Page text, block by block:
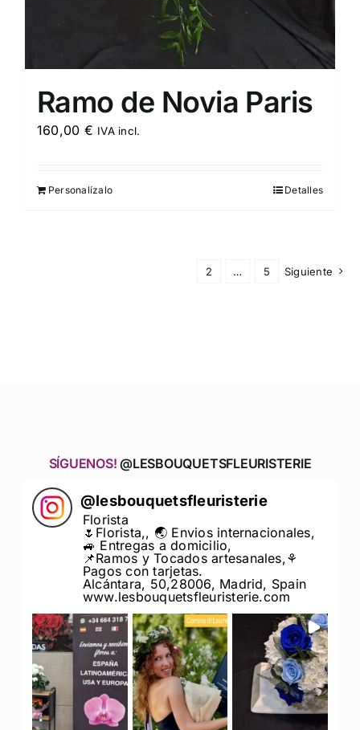
Ramo de Novia Paris
160,00 € IVA incl.
Personalízalo Detalles
2 … 5 Siguiente
SÍGUENOS!@LESBOUQUETSFLEURISTERIE
@lesbouquetsfleuristerie
Florista
🌷Florista,, 🌏 Envios internacionales,
🚙 Entregas a domicilio,
📌Ramos y Tocados artesanales,⚘
Pagos con tarjetas.
Alcántara, 50,28006, Madrid, Spain
www.lesbouquetsfleuristerie.com